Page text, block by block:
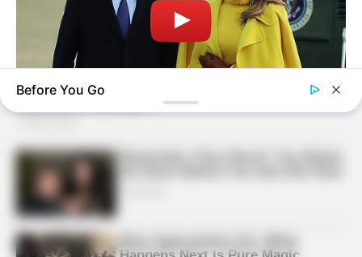
Melania Trump Moments We Can't Believe Were Caught On
Camera
Before You Go